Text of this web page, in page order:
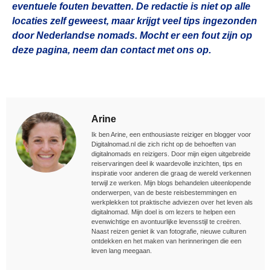
eventuele fouten bevatten. De redactie is niet op alle
locaties zelf geweest, maar krijgt veel tips ingezonden
door Nederlandse nomads. Mocht er een fout zijn op
deze pagina, neem dan contact met ons op.
Arine
Ik ben Arine, een enthousiaste reiziger en blogger voor
Digitalnomad.nl die zich richt op de behoeften van
digitalnomads en reizigers. Door mijn eigen uitgebreide
reiservaringen deel ik waardevolle inzichten, tips en
inspiratie voor anderen die graag de wereld verkennen
terwijl ze werken. Mijn blogs behandelen uiteenlopende
onderwerpen, van de beste reisbestemmingen en
werkplekken tot praktische adviezen over het leven als
digitalnomad. Mijn doel is om lezers te helpen een
evenwichtige en avontuurlijke levensstijl te creëren.
Naast reizen geniet ik van fotografie, nieuwe culturen
ontdekken en het maken van herinneringen die een
leven lang meegaan.